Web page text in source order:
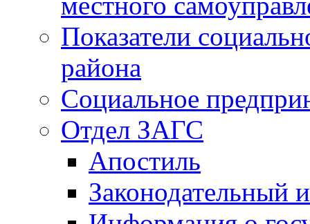
Показатели
района
Социальное
Отдел ЗАГС
Апостиль
Законодательный